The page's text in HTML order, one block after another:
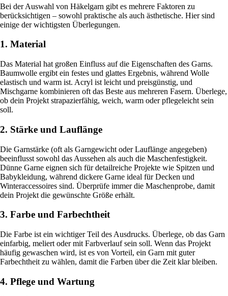
Bei der Auswahl von Häkelgarn gibt es mehrere Faktoren zu
berücksichtigen – sowohl praktische als auch ästhetische. Hier sind
einige der wichtigsten Überlegungen.
1. Material
Das Material hat großen Einfluss auf die Eigenschaften des Garns.
Baumwolle ergibt ein festes und glattes Ergebnis, während Wolle
elastisch und warm ist. Acryl ist leicht und preisgünstig, und
Mischgarne kombinieren oft das Beste aus mehreren Fasern. Überlege,
ob dein Projekt strapazierfähig, weich, warm oder pflegeleicht sein
soll.
2. Stärke und Lauflänge
Die Garnstärke (oft als Garngewicht oder Lauflänge angegeben)
beeinflusst sowohl das Aussehen als auch die Maschenfestigkeit.
Dünne Garne eignen sich für detailreiche Projekte wie Spitzen und
Babykleidung, während dickere Garne ideal für Decken und
Winteraccessoires sind. Überprüfe immer die Maschenprobe, damit
dein Projekt die gewünschte Größe erhält.
3. Farbe und Farbechtheit
Die Farbe ist ein wichtiger Teil des Ausdrucks. Überlege, ob das Garn
einfarbig, meliert oder mit Farbverlauf sein soll. Wenn das Projekt
häufig gewaschen wird, ist es von Vorteil, ein Garn mit guter
Farbechtheit zu wählen, damit die Farben über die Zeit klar bleiben.
4. Pflege und Wartung